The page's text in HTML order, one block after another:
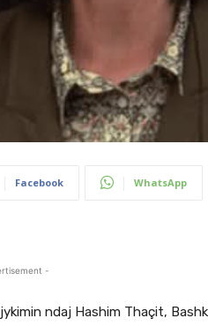
Facebook WhatsApp
-
ndaj Hashim Thaçit,